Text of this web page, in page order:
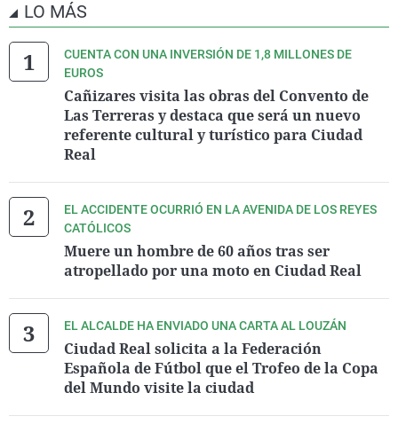
LO MÁS
CUENTA CON UNA INVERSIÓN DE 1,8 MILLONES DE
EUROS
Cañizares visita las obras del Convento de
Las Terreras y destaca que será un nuevo
referente cultural y turístico para Ciudad
Real
EL ACCIDENTE OCURRIÓ EN LA AVENIDA DE LOS REYES
CATÓLICOS
Muere un hombre de 60 años tras ser
atropellado por una moto en Ciudad Real
EL ALCALDE HA ENVIADO UNA CARTA AL LOUZÁN
Ciudad Real solicita a la Federación
Española de Fútbol que el Trofeo de la Copa
del Mundo visite la ciudad